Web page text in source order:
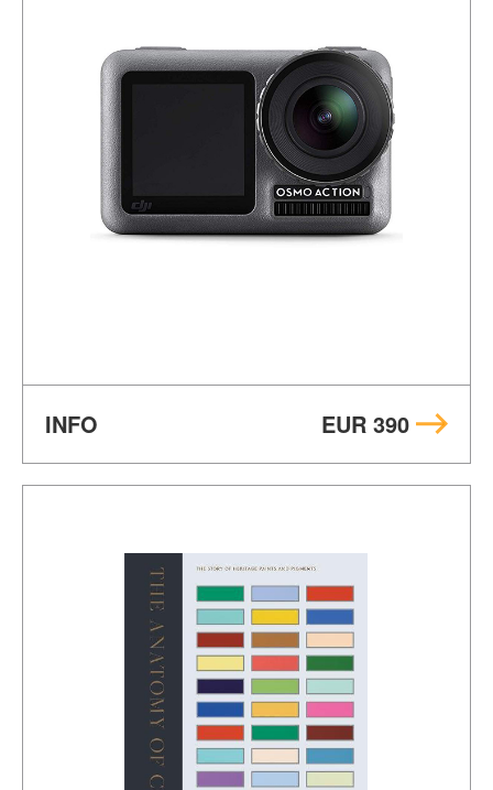
INFO EUR 390